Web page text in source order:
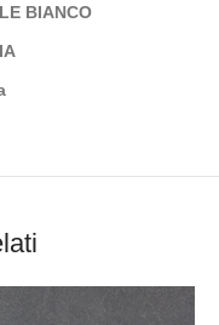
BIANCO